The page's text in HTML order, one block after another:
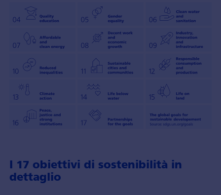
I 17 obiettivi di sostenibilità in
dettaglio